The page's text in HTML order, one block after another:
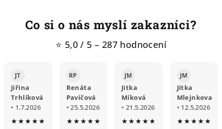
Co si o nás myslí zakazníci?
⭐ 5,0 / 5 – 287 hodnocení
JT
Jiřina
Trhlíková
• 1.7.2026
★★★★★
RP
Renáta
Pavičová
• 25.5.2026
★★★★★
JM
Jitka
Míková
• 21.5.2026
★★★★★
JM
Jitka
Mlejnkova
• 12.5.2026
★★★★★